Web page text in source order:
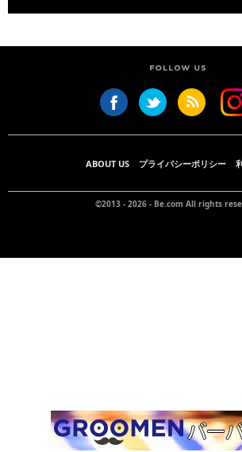
トレーニング
好印象な男
頭皮ケア
ダイエット
理容室
ABOUT US プライバシーポリシー
©2013 - 2026 - Be.com All rights